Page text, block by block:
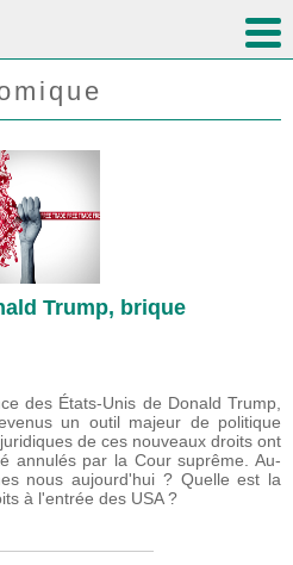
Trump, brique
des États-Unis de Donald Trump,
un outil majeur de politique
de ces nouveaux droits ont
annulés par la Cour suprême. Au-
nous aujourd'hui ? Quelle est la
à l'entrée des USA ?